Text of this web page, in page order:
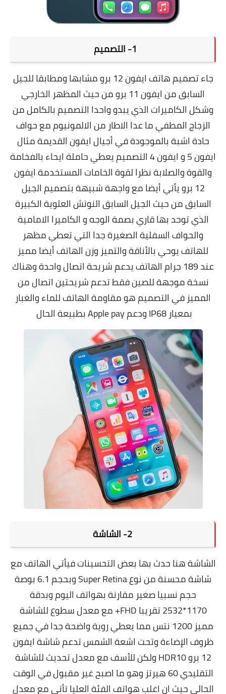
1- التصميم
جاء تصميم هاتف ايفون 12 برو مشابها ومطابقا للجيل
السابق من ايفون 11 برو من حيث المظهر الخارجي
وشكل الكاميرات الذي يبدو واحدا التصميم بالكامل من
الزجاج المطفي ما عدا الاطار من الالمونيوم مع حواف
حادة اشبة بالموجودة في أجيال ايفون القديمة مثال
ايفون 5 و ايفون 4 التصميم يعطي حاملة ايحاء بالفخامة
والقوة والصلابة نظرا لقوة الخامات المستخدمة ايفون
12 برو يأتي أيضا مع واجهة شبيهة بتصميم الجيل
السابق من حيث الجيل السابق النوتش العلوية الكبيرة
الذي توحد بها قاري بصمة الوجه و الكاميرا الامامية
والحواف السفلية الصغيرة جدا التي تعطي مظهر
للهاتف يوحي بالأناقة والتميز وزن الهاتف أيضا مميز
عند 189 جرام الهاتف يدعم شريحة اتصال واحدة وهناك
نسخة موجهة للصين فقط تدعم شريحتين اتصال من
المميز في التصميم هو مقاومة الهاتف للماء والغبار
بمعيار IP68 ودعم Apple pay بطبيعة الحال
2- الشاشة
الشاشة هنا حدث بها بعض التحسينات فيأتي الهاتف مع
شاشة محسنة من نوع Super Retina وبحجم 6.1 بوصة
حجم نسبيا صغير مقارنة بهواتف اليوم وبدقة
1170*2532 تقريبا FHD+ مع معدل سطوع للشاشة
مميز 1200 نتس مما يعطي روية واضحة جدا في جميع
ظروف الإضاءة وتحت اشعة الشمس تدعم شاشة ايفون
12 برو HDR10 ولكن للأسف مع معدل تحديث للشاشة
التقليدي 60 هيرتز وهو ما اصبح غير مقبول في الوقت
الحالي حيث ان اغلب هواتف الفئة العليا تأتي مع معدل